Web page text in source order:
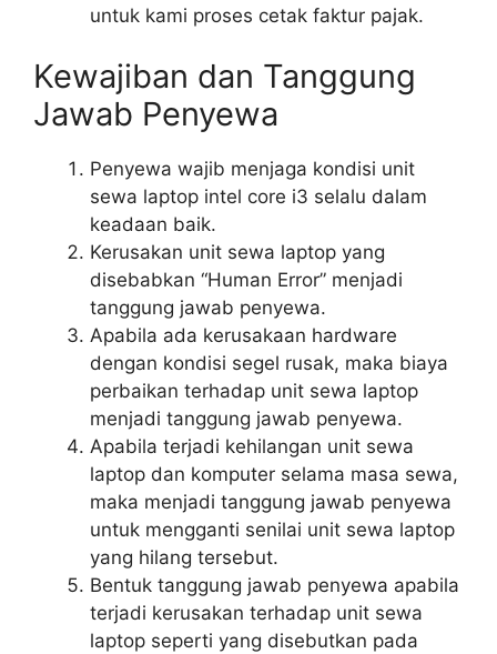
untuk kami proses cetak faktur pajak.
Kewajiban dan Tanggung
Jawab Penyewa
Penyewa wajib menjaga kondisi unit
sewa laptop intel core i3 selalu dalam
keadaan baik.
Kerusakan unit sewa laptop yang
disebabkan “Human Error” menjadi
tanggung jawab penyewa.
Apabila ada kerusakaan hardware
dengan kondisi segel rusak, maka biaya
perbaikan terhadap unit sewa laptop
menjadi tanggung jawab penyewa.
Apabila terjadi kehilangan unit sewa
laptop dan komputer selama masa sewa,
maka menjadi tanggung jawab penyewa
untuk mengganti senilai unit sewa laptop
yang hilang tersebut.
Bentuk tanggung jawab penyewa apabila
terjadi kerusakan terhadap unit sewa
laptop seperti yang disebutkan pada